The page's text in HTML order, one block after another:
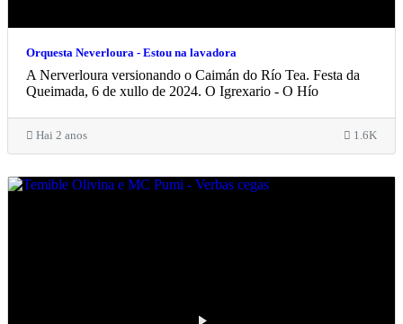
Orquesta Neverloura - Estou na lavadora
A Nerverloura versionando o Caimán do Río Tea. Festa da
Queimada, 6 de xullo de 2024. O Igrexario - O Hío
Hai 2 anos 1.6K